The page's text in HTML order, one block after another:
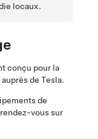
locaux.
conçu pour la
de Tesla.
de
vous sur